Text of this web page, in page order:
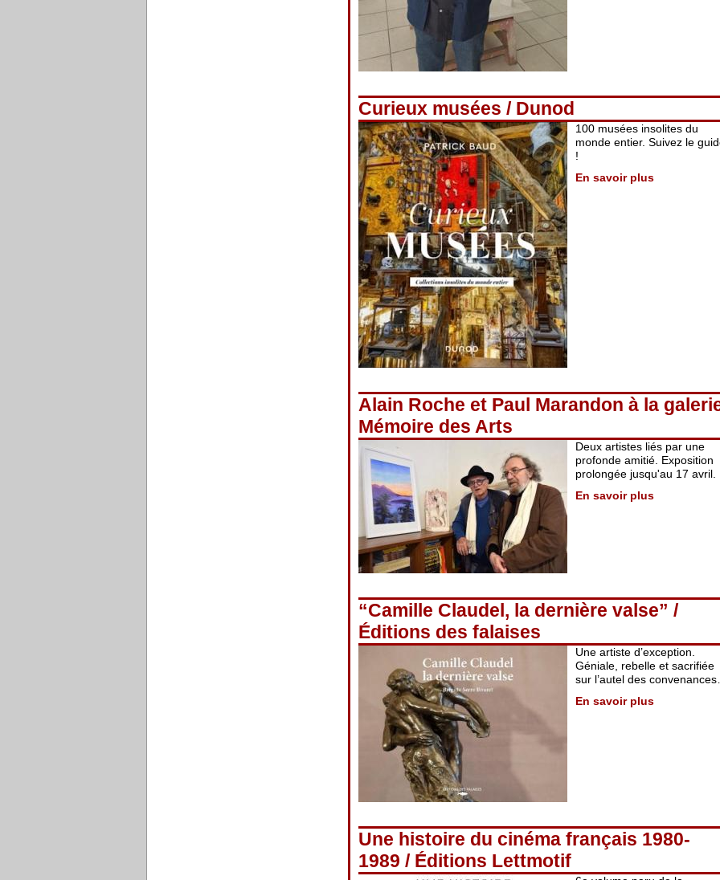
Curieux musées / Dunod
100 musées insolites du
monde entier. Suivez le
!
En savoir plus
Alain Roche et Paul Marandon à la
Mémoire des Arts
Deux artistes liés par une
profonde amitié. Exposition
prolongée jusqu'au 17 avril.
En savoir plus
“Camille Claudel, la dernière valse” /
Éditions des falaises
Une artiste d’exception.
Géniale, rebelle et sacrifiée
sur l’autel des
En savoir plus
Une histoire du cinéma français 1980-
1989 / Éditions Lettmotif